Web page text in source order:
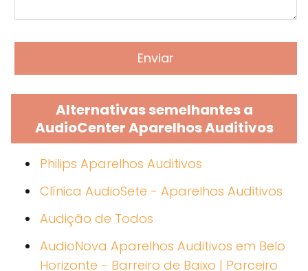
Alternativas semelhantes a
AudioCenter Aparelhos Auditivos
Philips Aparelhos Auditivos
Clínica AudioSete - Aparelhos Auditivos
Audição de Todos
AudioNova Aparelhos Auditivos em Belo
Horizonte - Barreiro de Baixo | Parceiro